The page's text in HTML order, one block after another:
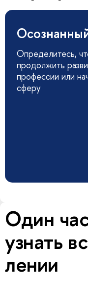
Определитесь,
продолжить
профессии или
сферу
Один
узнать
лении